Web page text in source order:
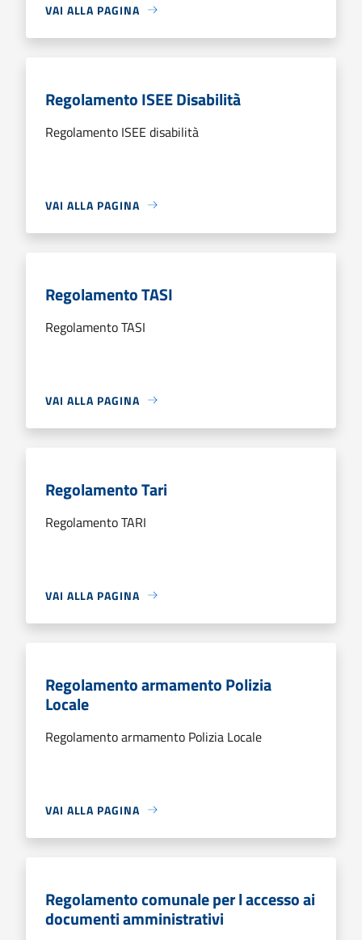
VAI ALLA PAGINA
Regolamento ISEE Disabilità
Regolamento ISEE disabilità
VAI ALLA PAGINA
Regolamento TASI
Regolamento TASI
VAI ALLA PAGINA
Regolamento Tari
Regolamento TARI
VAI ALLA PAGINA
Regolamento armamento Polizia
Locale
Regolamento armamento Polizia Locale
VAI ALLA PAGINA
Regolamento comunale per l accesso ai
documenti amministrativi